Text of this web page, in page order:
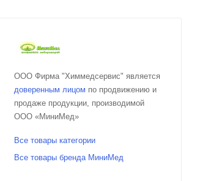
ООО Фирма "Химмедсервис" является
доверенным лицом по продвижению и
продаже продукции, производимой
ООО «МиниМед»
Все товары категории
Все товары бренда МиниМед